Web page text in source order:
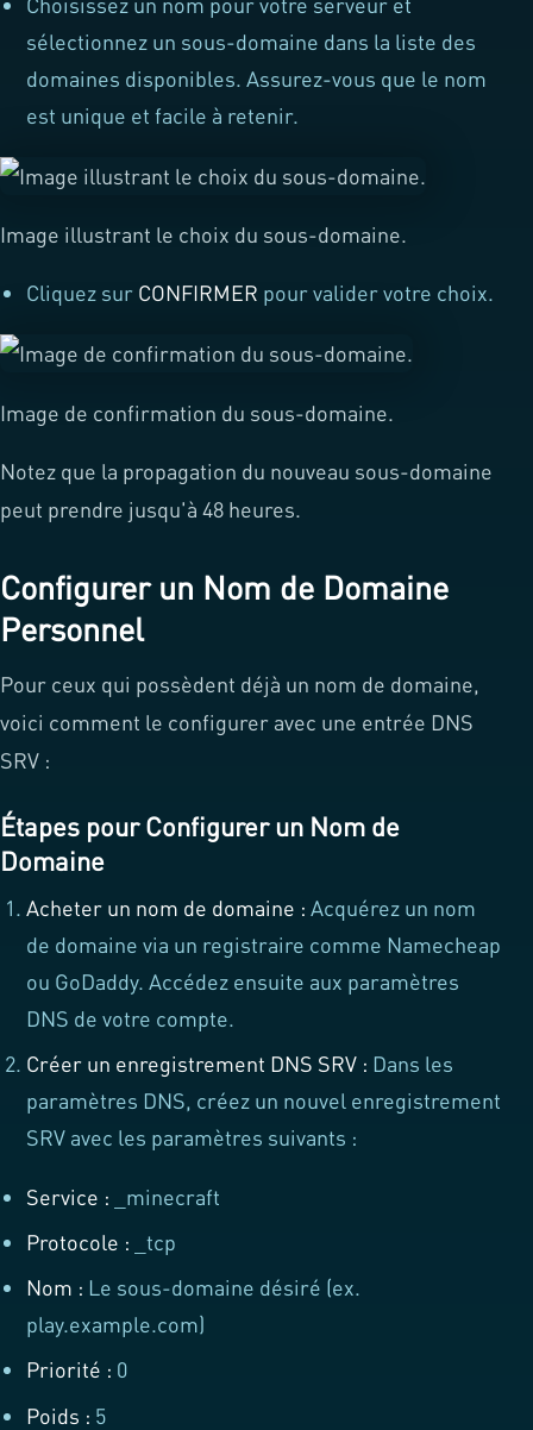
sélectionnez un sous-domaine dans la liste des
domaines disponibles. Assurez-vous que le nom
est unique et facile à retenir.
Image illustrant le choix du sous-domaine.
Cliquez sur CONFIRMER pour valider votre choix.
Image de confirmation du sous-domaine.
Notez que la propagation du nouveau sous-domaine
peut prendre jusqu'à 48 heures.
Configurer un Nom de Domaine
Personnel
Pour ceux qui possèdent déjà un nom de domaine,
voici comment le configurer avec une entrée DNS
SRV :
Étapes pour Configurer un Nom de
Domaine
Acheter un nom de domaine : Acquérez un nom
de domaine via un registraire comme Namecheap
ou GoDaddy. Accédez ensuite aux paramètres
DNS de votre compte.
Créer un enregistrement DNS SRV : Dans les
paramètres DNS, créez un nouvel enregistrement
SRV avec les paramètres suivants :
Service : _minecraft
Protocole : _tcp
Nom : Le sous-domaine désiré (ex.
play.example.com)
Priorité : 0
Poids : 5